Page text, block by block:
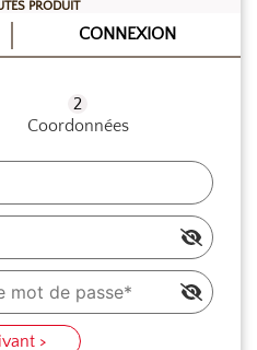
PRODUIT
CONNEXION
Coordonnées
>